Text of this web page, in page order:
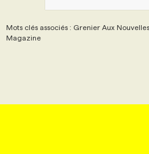
Mots clés associés : Grenier Aux
Magazine